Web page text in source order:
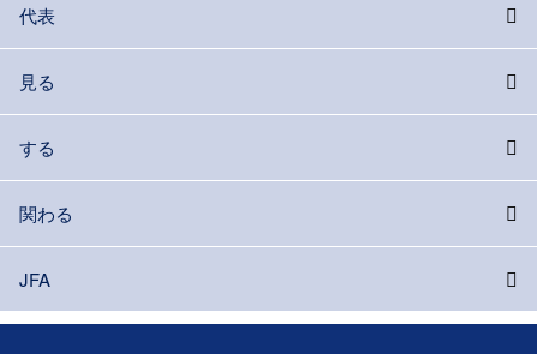
代表
見る
する
関わる
JFA